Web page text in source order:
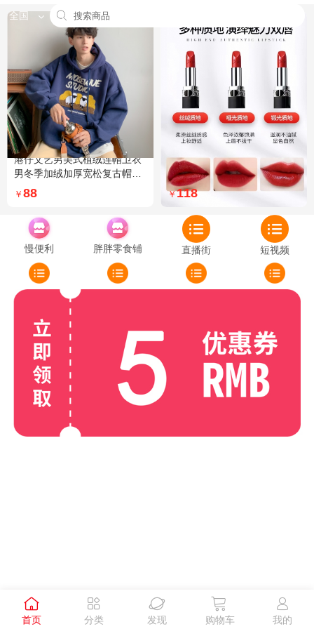
全国
港仔文艺男美式植绒连帽卫衣
男冬季加绒加厚宽松复古帽衫
外套 XXL 加绒 5XL 灰色加绒
￥ 88
Dior迪奥全新烈艳蓝金口红品
牌授权经典藤格纹饰带丝绒质
地999色号传奇红唇哑光 哑光
￥118
慢便利 胖胖零食铺 直播街 短视频

首页

分类

发现

购物车

我的